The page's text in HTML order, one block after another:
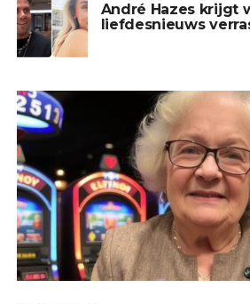
André Hazes krijgt
liefdesnieuws